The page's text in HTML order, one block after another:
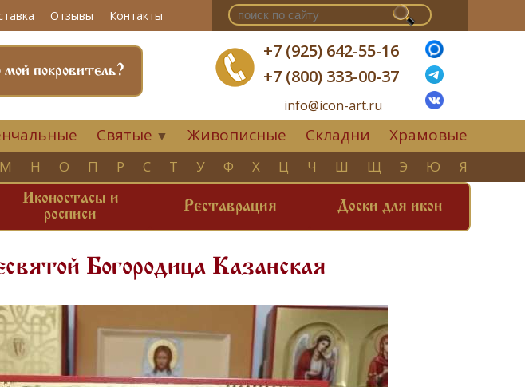
Отзывы Контакты
+7 (925) 642-55-16
+7 (800) 333-00-37
info@icon-art.ru
покровитель?
Святые ▼ Живописные Складни Храмовые
М Н О П Р С Т У Ф Х Ц Ч Ш Щ Э Ю Я
Иконостасы и
росписи
Реставрация Доски для икон
Богородица Казанская